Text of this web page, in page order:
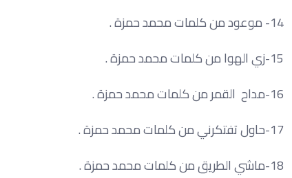
14- موعود من كلمات محمد حمزة .
15-زي الهوا من كلمات محمد حمزة .
16-مداح القمر من كلمات محمد حمزة .
17-حاول تفتكرني من كلمات محمد حمزة .
18-ماشي الطريق من كلمات محمد حمزة .